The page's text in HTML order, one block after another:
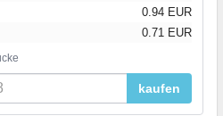
0.94 EUR
0.71 EUR
kaufen